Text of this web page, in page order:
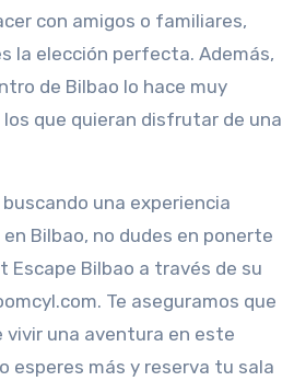
con amigos o familiares,
la elección perfecta. Además,
de Bilbao lo hace muy
que quieran disfrutar de una
una experiencia
Bilbao, no dudes en ponerte
Escape Bilbao a través de su
Te aseguramos que
una aventura en este
esperes más y reserva tu sala